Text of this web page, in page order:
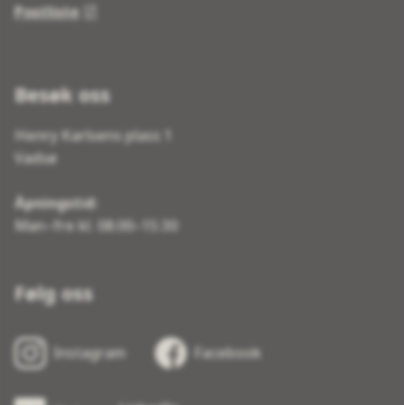
Postliste
Besøk oss
Henry Karlsens plass 1
Vadsø
Åpningstid:
Man–fre kl. 08:00–15:30
Følg oss
Instagram Facebook